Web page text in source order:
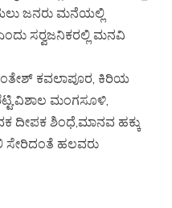
ಜನರು ಮನೆಯಲ್ಲಿ
ಸರ‍್ವಜನಿಕರಲ್ಲಿ ಮನವಿ
ಕವಲಾಪೂರ, ಕಿರಿಯ
ಮಂಗಸೂಳಿ,
ದೀಪಕ ಶಿಂಧೆ,ಮಾನವ ಹಕ್ಕು
ಹಲವರು